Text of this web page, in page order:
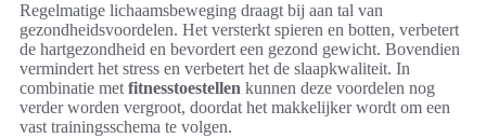
Regelmatige lichaamsbeweging draagt bij aan tal van
gezondheidsvoordelen. Het versterkt spieren en botten, verbetert
de hartgezondheid en bevordert een gezond gewicht. Bovendien
vermindert het stress en verbetert het de slaapkwaliteit. In
combinatie met fitnesstoestellen kunnen deze voordelen nog
verder worden vergroot, doordat het makkelijker wordt om een
vast trainingsschema te volgen.